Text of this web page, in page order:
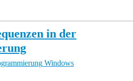
in der
Windows